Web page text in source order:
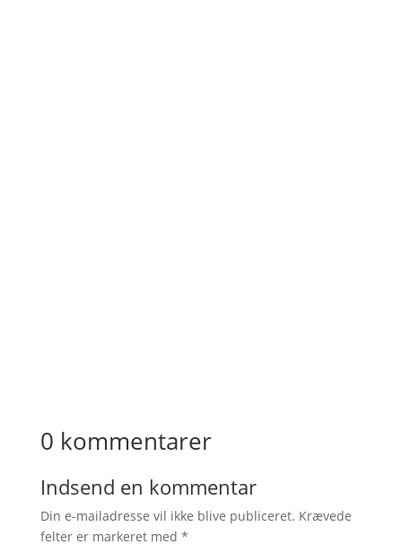
0 kommentarer
Indsend en kommentar
Din e-mailadresse vil ikke blive publiceret. Krævede
felter er markeret med *